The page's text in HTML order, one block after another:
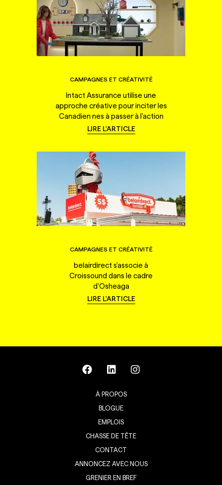
CAMPAGNES ET CRÉATIVITÉ
Intact Assurance utilise une
approche créative pour inciter les
Canadien·nes à passer à l'action
LIRE L'ARTICLE
CAMPAGNES ET CRÉATIVITÉ
belairdirect s'associe à
Croissound dans le cadre
d'Osheaga
LIRE L'ARTICLE
À PROPOS
BLOGUE
EMPLOIS
CHASSE DE TÊTE
CONTACT
ANNONCEZ AVEC NOUS
GRENIER EN BREF